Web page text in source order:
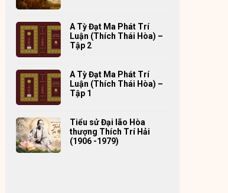
A Tỳ Đạt Ma Phát Trí
Luận (Thích Thái Hòa) –
Tập 2
A Tỳ Đạt Ma Phát Trí
Luận (Thích Thái Hòa) –
Tập 1
Tiểu sử Đại lão Hòa
thượng Thích Trí Hải
(1906 -1979)